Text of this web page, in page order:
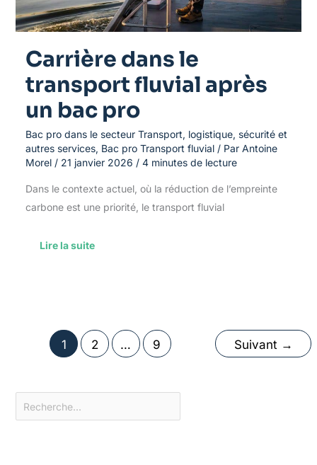
Carrière dans le
transport fluvial après
un bac pro
Bac pro dans le secteur Transport, logistique, sécurité et
autres services, Bac pro Transport fluvial/ Par Antoine
Morel / 21 janvier 2026 / 4 minutes de lecture
Dans le contexte actuel, où la réduction de l’empreinte
carbone est une priorité, le transport fluvial
Lire la suite
1 2 … 9 Suivant →